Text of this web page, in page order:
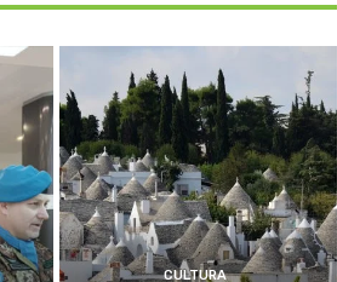
CULTURA